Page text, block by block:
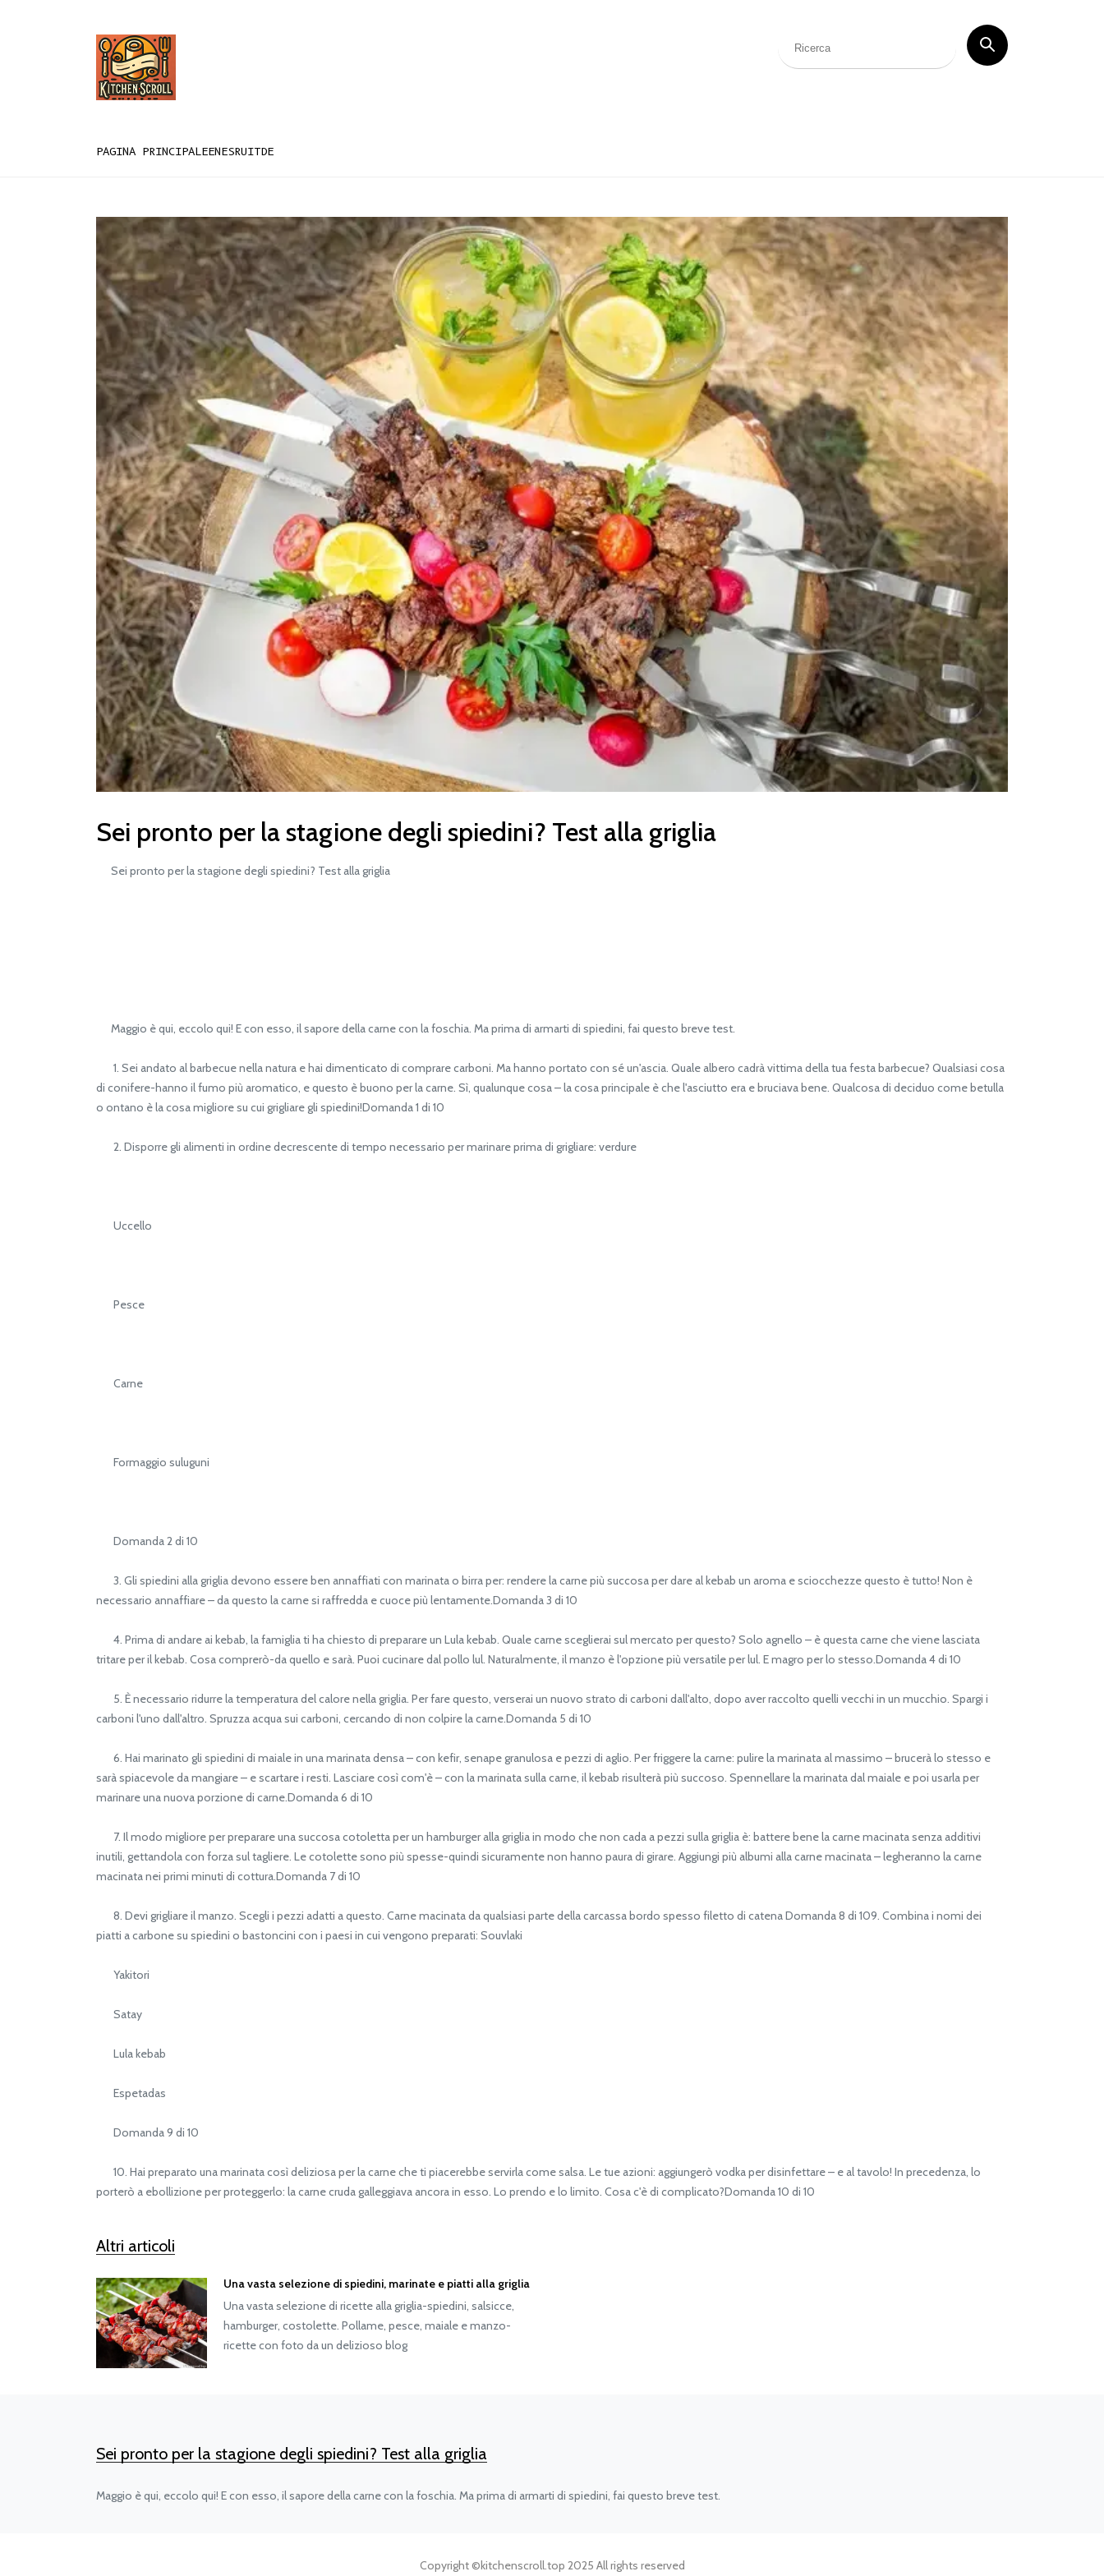
PAGINA PRINCIPALEENESRUITDE
Sei pronto per la stagione degli spiedini? Test alla griglia
Sei pronto per la stagione degli spiedini? Test alla griglia
Maggio è qui, eccolo qui! E con esso, il sapore della carne con la foschia. Ma prima di armarti di spiedini, fai questo breve test.
1. Sei andato al barbecue nella natura e hai dimenticato di comprare carboni. Ma hanno portato con sé un'ascia. Quale albero cadrà vittima della tua festa barbecue? Qualsiasi cosa
di conifere-hanno il fumo più aromatico, e questo è buono per la carne. Sì, qualunque cosa – la cosa principale è che l'asciutto era e bruciava bene. Qualcosa di deciduo come betulla
o ontano è la cosa migliore su cui grigliare gli spiedini!Domanda 1 di 10
2. Disporre gli alimenti in ordine decrescente di tempo necessario per marinare prima di grigliare: verdure
Uccello
Pesce
Carne
Formaggio suluguni
Domanda 2 di 10
3. Gli spiedini alla griglia devono essere ben annaffiati con marinata o birra per: rendere la carne più succosa per dare al kebab un aroma e sciocchezze questo è tutto! Non è
necessario annaffiare – da questo la carne si raffredda e cuoce più lentamente.Domanda 3 di 10
4. Prima di andare ai kebab, la famiglia ti ha chiesto di preparare un Lula kebab. Quale carne sceglierai sul mercato per questo? Solo agnello – è questa carne che viene lasciata
tritare per il kebab. Cosa comprerò-da quello e sarà. Puoi cucinare dal pollo lul. Naturalmente, il manzo è l'opzione più versatile per lul. E magro per lo stesso.Domanda 4 di 10
5. È necessario ridurre la temperatura del calore nella griglia. Per fare questo, verserai un nuovo strato di carboni dall'alto, dopo aver raccolto quelli vecchi in un mucchio. Spargi i
carboni l'uno dall'altro. Spruzza acqua sui carboni, cercando di non colpire la carne.Domanda 5 di 10
6. Hai marinato gli spiedini di maiale in una marinata densa – con kefir, senape granulosa e pezzi di aglio. Per friggere la carne: pulire la marinata al massimo – brucerà lo stesso e
sarà spiacevole da mangiare – e scartare i resti. Lasciare così com'è – con la marinata sulla carne, il kebab risulterà più succoso. Spennellare la marinata dal maiale e poi usarla per
marinare una nuova porzione di carne.Domanda 6 di 10
7. Il modo migliore per preparare una succosa cotoletta per un hamburger alla griglia in modo che non cada a pezzi sulla griglia è: battere bene la carne macinata senza additivi
inutili, gettandola con forza sul tagliere. Le cotolette sono più spesse-quindi sicuramente non hanno paura di girare. Aggiungi più albumi alla carne macinata – legheranno la carne
macinata nei primi minuti di cottura.Domanda 7 di 10
8. Devi grigliare il manzo. Scegli i pezzi adatti a questo. Carne macinata da qualsiasi parte della carcassa bordo spesso filetto di catena Domanda 8 di 109. Combina i nomi dei
piatti a carbone su spiedini o bastoncini con i paesi in cui vengono preparati: Souvlaki
Yakitori
Satay
Lula kebab
Espetadas
Domanda 9 di 10
10. Hai preparato una marinata così deliziosa per la carne che ti piacerebbe servirla come salsa. Le tue azioni: aggiungerò vodka per disinfettare – e al tavolo! In precedenza, lo
porterò a ebollizione per proteggerlo: la carne cruda galleggiava ancora in esso. Lo prendo e lo limito. Cosa c'è di complicato?Domanda 10 di 10
Altri articoli
Una vasta selezione di spiedini, marinate e piatti alla griglia
Una vasta selezione di ricette alla griglia-spiedini, salsicce,
hamburger, costolette. Pollame, pesce, maiale e manzo-
ricette con foto da un delizioso blog
Sei pronto per la stagione degli spiedini? Test alla griglia
Maggio è qui, eccolo qui! E con esso, il sapore della carne con la foschia. Ma prima di armarti di spiedini, fai questo breve test.
Copyright ©kitchenscroll.top 2025 All rights reserved